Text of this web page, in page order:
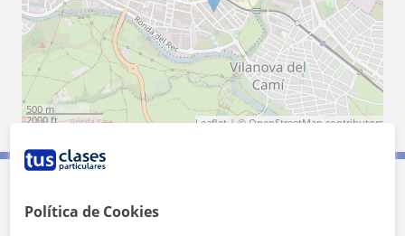
500 m
2000 ft
Leaflet| ©OpenStreetMapcontributors
Contacta con Mariona
Política de Cookies